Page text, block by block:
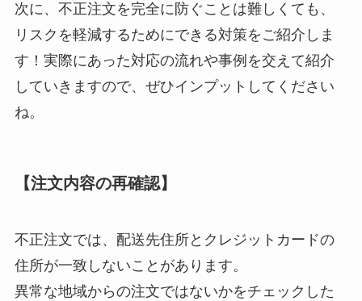
次に、不正注文を完全に防ぐことは難しくても、
リスクを軽減するためにできる対策をご紹介しま
す！実際にあった対応の流れや事例を交えて紹介
していきますので、ぜひインプットしてください
ね。
【注文内容の再確認】
不正注文では、配送先住所とクレジットカードの
住所が一致しないことがあります。
異常な地域からの注文ではないかをチェックした